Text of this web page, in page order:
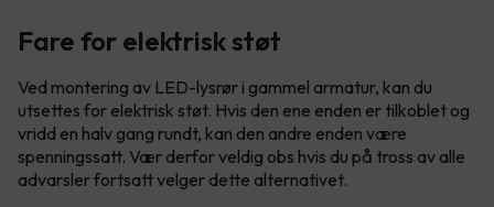
Fare for elektrisk støt
Ved montering av LED-lysrør i gammel armatur, kan du
utsettes for elektrisk støt. Hvis den ene enden er tilkoblet og
vridd en halv gang rundt, kan den andre enden være
spenningssatt. Vær derfor veldig obs hvis du på tross av alle
advarsler fortsatt velger dette alternativet.